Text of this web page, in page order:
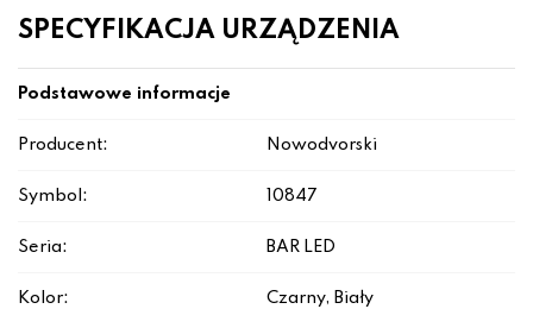
SPECYFIKACJA URZĄDZENIA
Podstawowe informacje
Producent: Nowodvorski
Symbol: 10847
Seria: BAR LED
Kolor: Czarny, Biały